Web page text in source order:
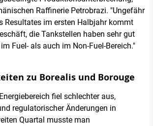
Raffinerie Petrobrazi. "Ungefähr
Resultates im ersten Halbjahr kommt
die Tankstellen haben sehr gut
Fuel- als auch im Non-Fuel-Bereich."
zu Borealis und Borouge
fiel schlechter aus,
regulatorischer Änderungen in
Quartal musste man